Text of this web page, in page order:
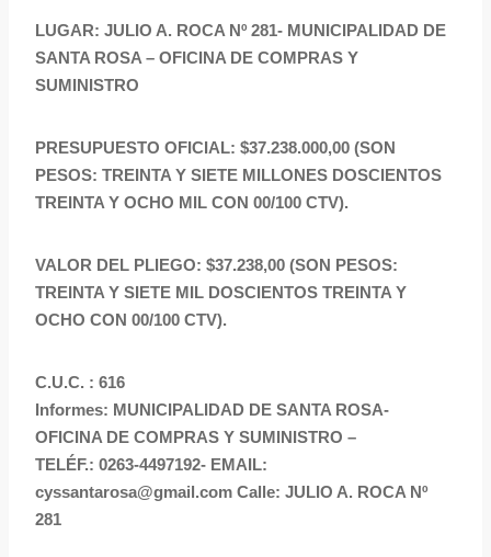
LUGAR: JULIO A. ROCA Nº 281- MUNICIPALIDAD DE
SANTA ROSA – OFICINA DE COMPRAS Y
SUMINISTRO
PRESUPUESTO OFICIAL: $37.238.000,00 (SON
PESOS: TREINTA Y SIETE MILLONES DOSCIENTOS
TREINTA Y OCHO MIL CON 00/100 CTV).
VALOR DEL PLIEGO: $37.238,00 (SON PESOS:
TREINTA Y SIETE MIL DOSCIENTOS TREINTA Y
OCHO CON 00/100 CTV).
C.U.C. : 616
Informes: MUNICIPALIDAD DE SANTA ROSA-
OFICINA DE COMPRAS Y SUMINISTRO –
TELÉF.: 0263-4497192- EMAIL:
cyssantarosa@gmail.com Calle: JULIO A. ROCA Nº
281